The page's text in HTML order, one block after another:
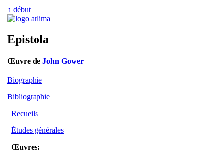
↑ début
Epistola
Œuvre de John Gower
Biographie
Bibliographie
Recueils
Études générales
Œuvres: